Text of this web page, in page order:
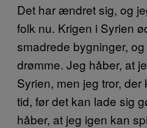
Det har ændret sig, og
folk nu. Krigen i Syrien
smadrede bygninger,
drømme. Jeg håber, at
Syrien, men jeg tror,
tid, før det kan lade sig
håber, at jeg igen kan